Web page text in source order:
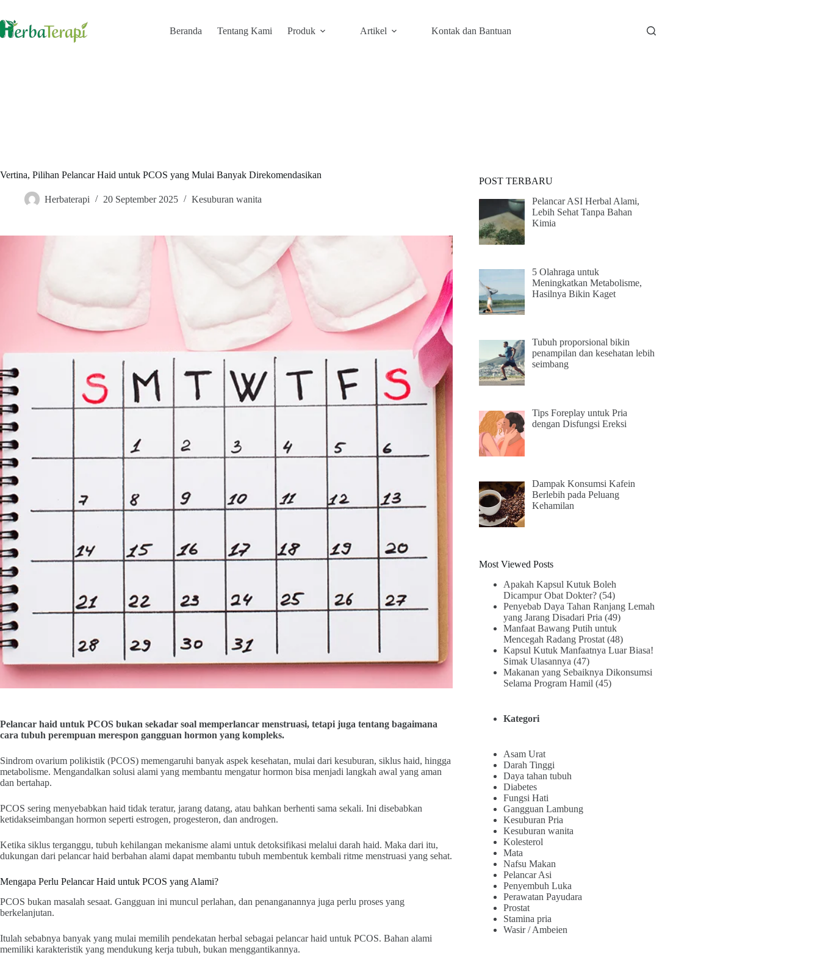
content
Beranda Tentang Kami Produk Artikel Kontak dan Bantuan
Vertina, Pilihan Pelancar Haid untuk PCOS yang Mulai Banyak Direkomendasikan
Herbaterapi 20 September 2025 Kesuburan wanita
Pelancar haid untuk PCOS bukan sekadar soal memperlancar menstruasi, tetapi juga tentang bagaimana
cara tubuh perempuan merespon gangguan hormon yang kompleks.
Sindrom ovarium polikistik (PCOS) memengaruhi banyak aspek kesehatan, mulai dari kesuburan, siklus haid, hingga
metabolisme. Mengandalkan solusi alami yang membantu mengatur hormon bisa menjadi langkah awal yang aman
dan bertahap.
PCOS sering menyebabkan haid tidak teratur, jarang datang, atau bahkan berhenti sama sekali. Ini disebabkan
ketidakseimbangan hormon seperti estrogen, progesteron, dan androgen.
Ketika siklus terganggu, tubuh kehilangan mekanisme alami untuk detoksifikasi melalui darah haid. Maka dari itu,
dukungan dari pelancar haid berbahan alami dapat membantu tubuh membentuk kembali ritme menstruasi yang sehat.
Mengapa Perlu Pelancar Haid untuk PCOS yang Alami?
PCOS bukan masalah sesaat. Gangguan ini muncul perlahan, dan penanganannya juga perlu proses yang
berkelanjutan.
Itulah sebabnya banyak yang mulai memilih pendekatan herbal sebagai pelancar haid untuk PCOS. Bahan alami
memiliki karakteristik yang mendukung kerja tubuh, bukan menggantikannya.
POST TERBARU
Pelancar ASI Herbal Alami,
Lebih Sehat Tanpa Bahan
Kimia
5 Olahraga untuk
Meningkatkan Metabolisme,
Hasilnya Bikin Kaget
Tubuh proporsional bikin
penampilan dan kesehatan lebih
seimbang
Tips Foreplay untuk Pria
dengan Disfungsi Ereksi
Dampak Konsumsi Kafein
Berlebih pada Peluang
Kehamilan
Most Viewed Posts
Apakah Kapsul Kutuk Boleh
Dicampur Obat Dokter? (54)
Penyebab Daya Tahan Ranjang Lemah
yang Jarang Disadari Pria (49)
Manfaat Bawang Putih untuk
Mencegah Radang Prostat (48)
Kapsul Kutuk Manfaatnya Luar Biasa!
Simak Ulasannya (47)
Makanan yang Sebaiknya Dikonsumsi
Selama Program Hamil (45)
Kategori
Asam Urat
Darah Tinggi
Daya tahan tubuh
Diabetes
Fungsi Hati
Gangguan Lambung
Kesuburan Pria
Kesuburan wanita
Kolesterol
Mata
Nafsu Makan
Pelancar Asi
Penyembuh Luka
Perawatan Payudara
Prostat
Stamina pria
Wasir / Ambeien